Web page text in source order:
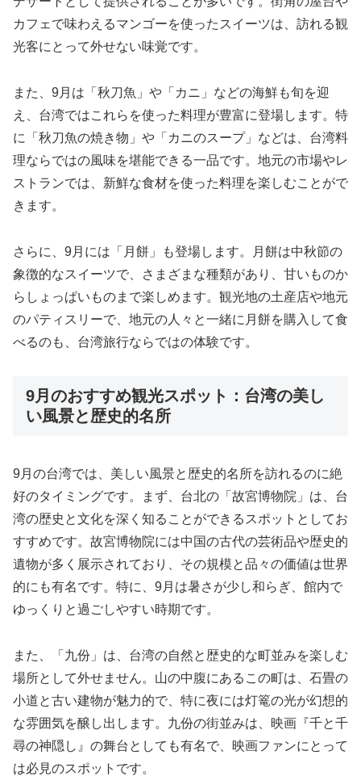
カフェで味わえるマンゴーを使ったスイーツは、訪れる観
光客にとって外せない味覚です。
また、9月は「秋刀魚」や「カニ」などの海鮮も旬を迎
え、台湾ではこれらを使った料理が豊富に登場します。特
に「秋刀魚の焼き物」や「カニのスープ」などは、台湾料
理ならではの風味を堪能できる一品です。地元の市場やレ
ストランでは、新鮮な食材を使った料理を楽しむことがで
きます。
さらに、9月には「月餅」も登場します。月餅は中秋節の
象徴的なスイーツで、さまざまな種類があり、甘いものか
らしょっぱいものまで楽しめます。観光地の土産店や地元
のパティスリーで、地元の人々と一緒に月餅を購入して食
べるのも、台湾旅行ならではの体験です。
9月のおすすめ観光スポット：台湾の美し
い風景と歴史的名所
9月の台湾では、美しい風景と歴史的名所を訪れるのに絶
好のタイミングです。まず、台北の「故宮博物院」は、台
湾の歴史と文化を深く知ることができるスポットとしてお
すすめです。故宮博物院には中国の古代の芸術品や歴史的
遺物が多く展示されており、その規模と品々の価値は世界
的にも有名です。特に、9月は暑さが少し和らぎ、館内で
ゆっくりと過ごしやすい時期です。
また、「九份」は、台湾の自然と歴史的な町並みを楽しむ
場所として外せません。山の中腹にあるこの町は、石畳の
小道と古い建物が魅力的で、特に夜には灯篭の光が幻想的
な雰囲気を醸し出します。九份の街並みは、映画『千と千
尋の神隠し』の舞台としても有名で、映画ファンにとって
は必見のスポットです。